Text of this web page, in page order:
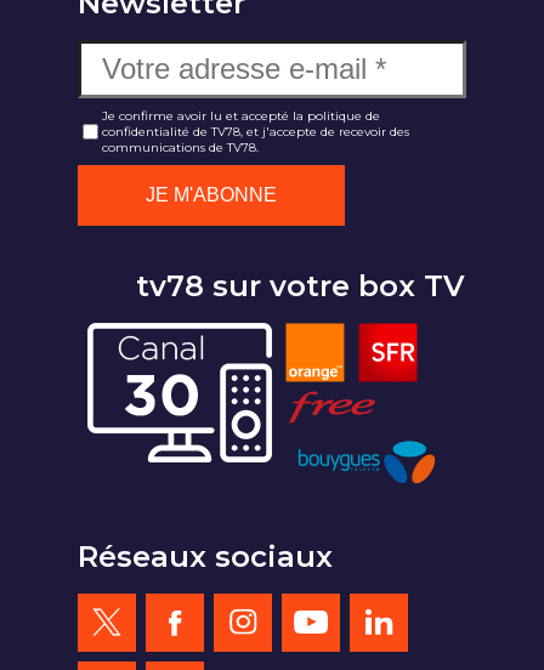
Je confirme avoir lu et accepté la politique de
confidentialité de TV78, et j'accepte de recevoir des
communications de TV78.
tv78 sur votre box TV
Réseaux sociaux